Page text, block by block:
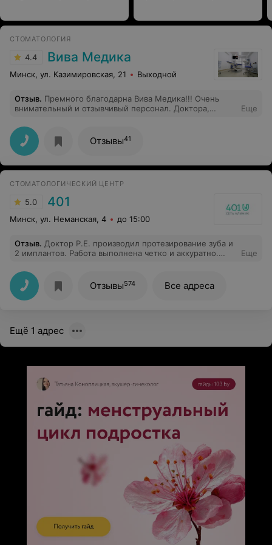
спрашивать абсолютно все ,что вас интересует.
СТОМАТОЛОГИЯ
4.4 Вива Медика
Минск, ул. Казимировская, 21 Выходной
Отзыв. Премного благодарна Вива Медика!!! Очень
внимательный и отзывчивый персонал. Доктора,
высшем уровне, начиная с консультации и до
установки самих коронок. Лечение провели
качественно и безболезненно,дали рекомендации.Все
очень понравилось. Теперь я от Вас никуда!!!!!
Еще
Отзывы41
СТОМАТОЛОГИЧЕСКИЙ ЦЕНТР
5.0 401
Минск, ул. Неманская, 4 до 15:00
Отзыв. Доктор Р.Е. производил протезирование зуба и
2 имплантов. Работа выполнена четко и аккуратно.
Планирую продолжить лечение в этой клинике.
Еще
Отзывы574 Все адреса
Ещё 1 адрес